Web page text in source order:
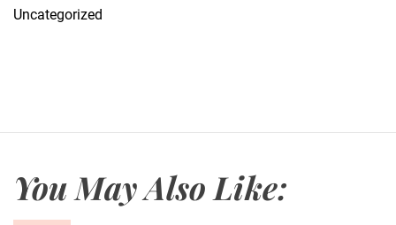
Uncategorized
You May Also Like: